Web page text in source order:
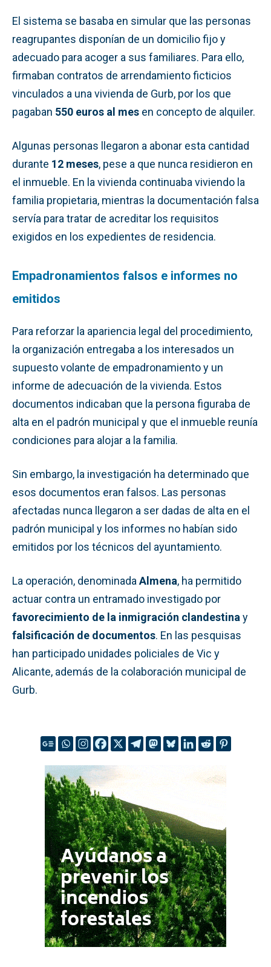
El sistema se basaba en simular que las personas
reagrupantes disponían de un domicilio fijo y
adecuado para acoger a sus familiares. Para ello,
firmaban contratos de arrendamiento ficticios
vinculados a una vivienda de Gurb, por los que
pagaban 550 euros al mes en concepto de alquiler.
Algunas personas llegaron a abonar esta cantidad
durante 12 meses, pese a que nunca residieron en
el inmueble. En la vivienda continuaba viviendo la
familia propietaria, mientras la documentación falsa
servía para tratar de acreditar los requisitos
exigidos en los expedientes de residencia.
Empadronamientos falsos e informes no
emitidos
Para reforzar la apariencia legal del procedimiento,
la organización entregaba a los interesados un
supuesto volante de empadronamiento y un
informe de adecuación de la vivienda. Estos
documentos indicaban que la persona figuraba de
alta en el padrón municipal y que el inmueble reunía
condiciones para alojar a la familia.
Sin embargo, la investigación ha determinado que
esos documentos eran falsos. Las personas
afectadas nunca llegaron a ser dadas de alta en el
padrón municipal y los informes no habían sido
emitidos por los técnicos del ayuntamiento.
La operación, denominada Almena, ha permitido
actuar contra un entramado investigado por
favorecimiento de la inmigración clandestina y
falsificación de documentos. En las pesquisas
han participado unidades policiales de Vic y
Alicante, además de la colaboración municipal de
Gurb.